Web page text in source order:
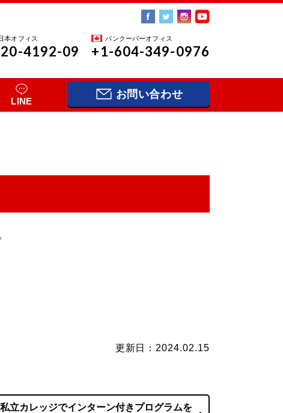
本オフィス
4192-09
バンクーバーオフィス
+1-604-349-0976
LINE
お問い合わせ
更新日：2024.02.15
私立カレッジでインターン付きプログラムを